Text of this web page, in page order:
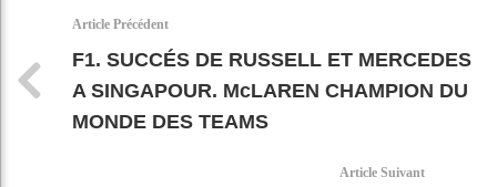
Article Précédent
F1. SUCCÉS DE RUSSELL ET MERCEDES
A SINGAPOUR. McLAREN CHAMPION DU
MONDE DES TEAMS
Article Suivant